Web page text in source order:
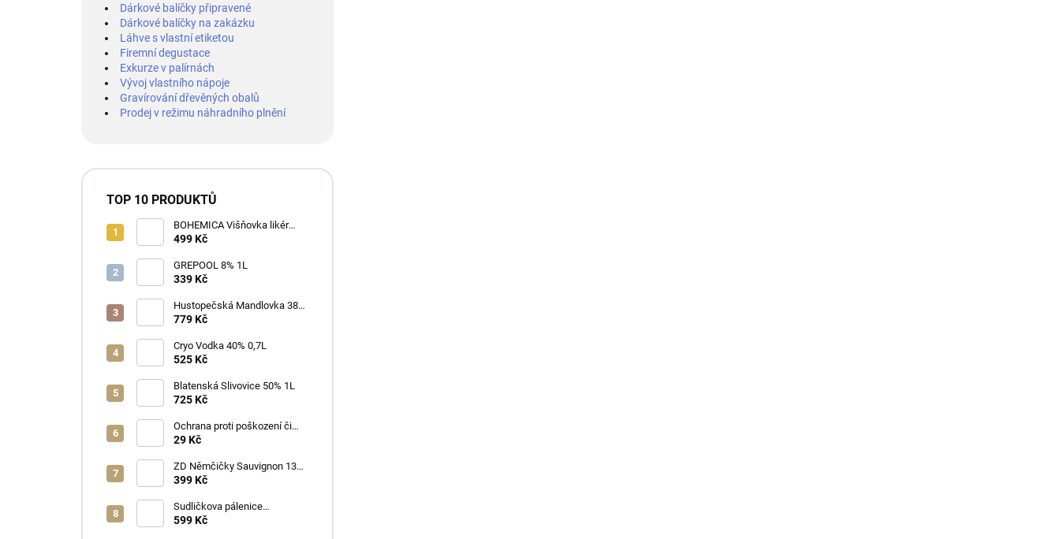
Dárkové balíčky připravené
Dárkové balíčky na zakázku
Láhve s vlastní etiketou
Firemní degustace
Exkurze v palírnách
Vývoj vlastního nápoje
Gravírování dřevěných obalů
Prodej v režimu náhradního plnění
TOP 10 PRODUKTŮ
BOHEMICA Višňovka likér
25% 0,7L
499 Kč
GREPOOL 8% 1L
339 Kč
Hustopečská Mandlovka 38%
1L
779 Kč
Cryo Vodka 40% 0,7L
525 Kč
Blatenská Slivovice 50% 1L
725 Kč
Ochrana proti poškození či
ztrátě
29 Kč
ZD Němčičky Sauvignon 13%
2025 Bag in Box 3L - suché
399 Kč
Sudličkova pálenice
Ořechovka 30% 0,7L
599 Kč